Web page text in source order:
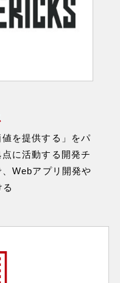
値を提供する」をパ
に活動する開発チ
Webアプリ開発や